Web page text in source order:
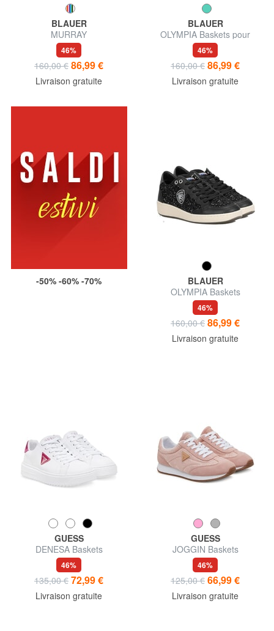
BLAUER
MURRAY
46%
160,00 € 86,99 €
Livraison gratuite
BLAUER
OLYMPIA Baskets pour
femmes
46%
160,00 € 86,99 €
Livraison gratuite
-50% -60% -70%
BLAUER
OLYMPIA Baskets
46%
160,00 € 86,99 €
Livraison gratuite
GUESS
DENESA Baskets
46%
135,00 € 72,99 €
Livraison gratuite
GUESS
JOGGIN Baskets
46%
125,00 € 66,99 €
Livraison gratuite